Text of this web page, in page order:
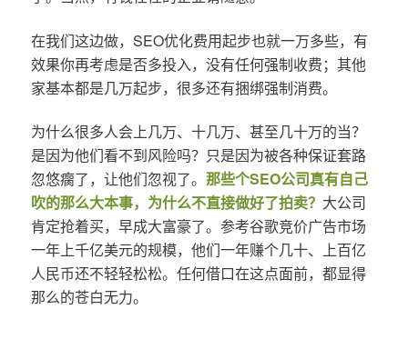
在我们这边做，SEO优化费用起步也就一万多些，有
效果你再考虑是否多投入，没有任何强制收费；其他
家基本都是几万起步，很多还有捆绑强制消费。
为什么很多人会上几万、十几万、甚至几十万的当？
是因为他们看不到风险吗？只是因为被各种保证套路
忽悠瘸了，让他们忽视了。 那些个SEO公司真有自己
吹的那么大本事，为什么不直接做好了拍卖？ 大公司
肯定抢着买，早成大富豪了。参考谷歌竞价广告市场
一年上千亿美元的规模，他们一年赚个几十、上百亿
人民币还不轻轻松松。任何借口在这点面前，都显得
那么的苍白无力。